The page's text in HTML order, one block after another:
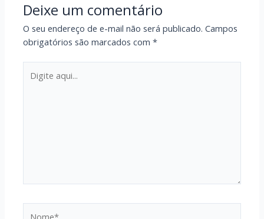
Deixe um comentário
O seu endereço de e-mail não será publicado. Campos
obrigatórios são marcados com*
aqui...